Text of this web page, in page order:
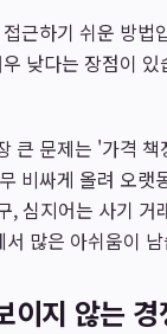
근하기 쉬운 방법
낮다는 장점이
큰 문제는 '가격
비싸게 올려 오랫
심지어는 사기 거
많은 아쉬움이
이지 않는 경